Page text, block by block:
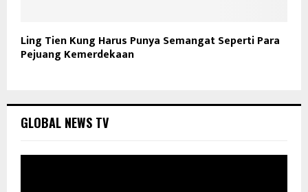
Ling Tien Kung Harus Punya Semangat Seperti Para
Pejuang Kemerdekaan
GLOBAL NEWS TV